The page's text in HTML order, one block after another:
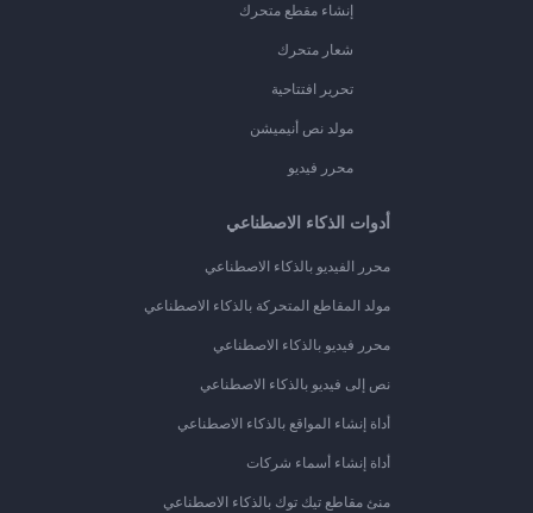
إنشاء مقطع متحرك
شعار متحرك
تحرير افتتاحية
مولد نص أنيميشن
محرر فيديو
أدوات الذكاء الاصطناعي
محرر الفيديو بالذكاء الاصطناعي
مولد المقاطع المتحركة بالذكاء الاصطناعي
محرر فيديو بالذكاء الاصطناعي
نص إلى فيديو بالذكاء الاصطناعي
أداة إنشاء المواقع بالذكاء الاصطناعي
أداة إنشاء أسماء شركات
منئ مقاطع تيك توك بالذكاء الاصطناعي